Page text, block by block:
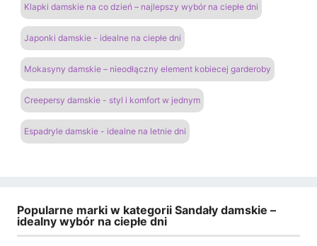
Klapki damskie na co dzień – najlepszy wybór na ciepłe dni
Japonki damskie - idealne na ciepłe dni
Mokasyny damskie – nieodłączny element kobiecej garderoby
Creepersy damskie - styl i komfort w jednym
Espadryle damskie - idealne na letnie dni
Popularne marki w kategorii Sandały damskie –
idealny wybór na ciepłe dni